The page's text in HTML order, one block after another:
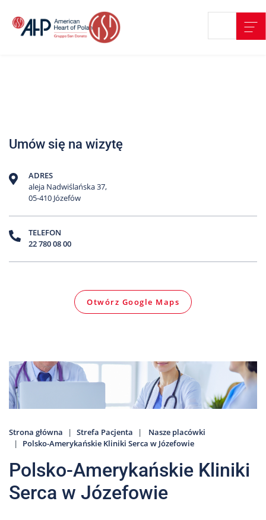
treści
Edukacja
Pacjenta
nas
AHP
Media
801
Umów się na wizytę
ADRES
aleja Nadwiślańska 37,
05-410 Józefów
TELEFON
22 780 08 00
Otwórz Google Maps
Strona główna Strefa Pacjenta
Nasze placówki
Polsko-Amerykańskie Kliniki Serca w Józefowie
Polsko-Amerykańskie Kliniki
Serca w Józefowie